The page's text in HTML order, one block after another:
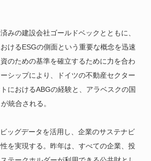
みの建設会社ゴールドベックとともに、
けるESGの側面という重要な概念を迅速
のための基準を確立するために力を合わ
シップにより、ドイツの不動産セクター
におけるABGの経験と、アラベスクの国
統合される。
ッグデータを活用し、企業のサステナビ
を実現する。昨年は、すべての企業、投